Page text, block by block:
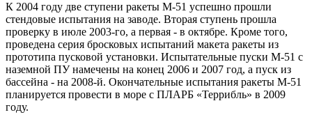
К 2004 году две ступени ракеты М-51 успешно прошли
стендовые испытания на заводе. Вторая ступень прошла
проверку в июле 2003-го, а первая - в октябре. Кроме того,
проведена серия бросковых испытаний макета ракеты из
прототипа пусковой установки. Испытательные пуски М-51 с
наземной ПУ намечены на конец 2006 и 2007 год, а пуск из
бассейна - на 2008-й. Окончательные испытания ракеты М-51
планируется провести в море с ПЛАРБ «Террибль» в 2009
году.